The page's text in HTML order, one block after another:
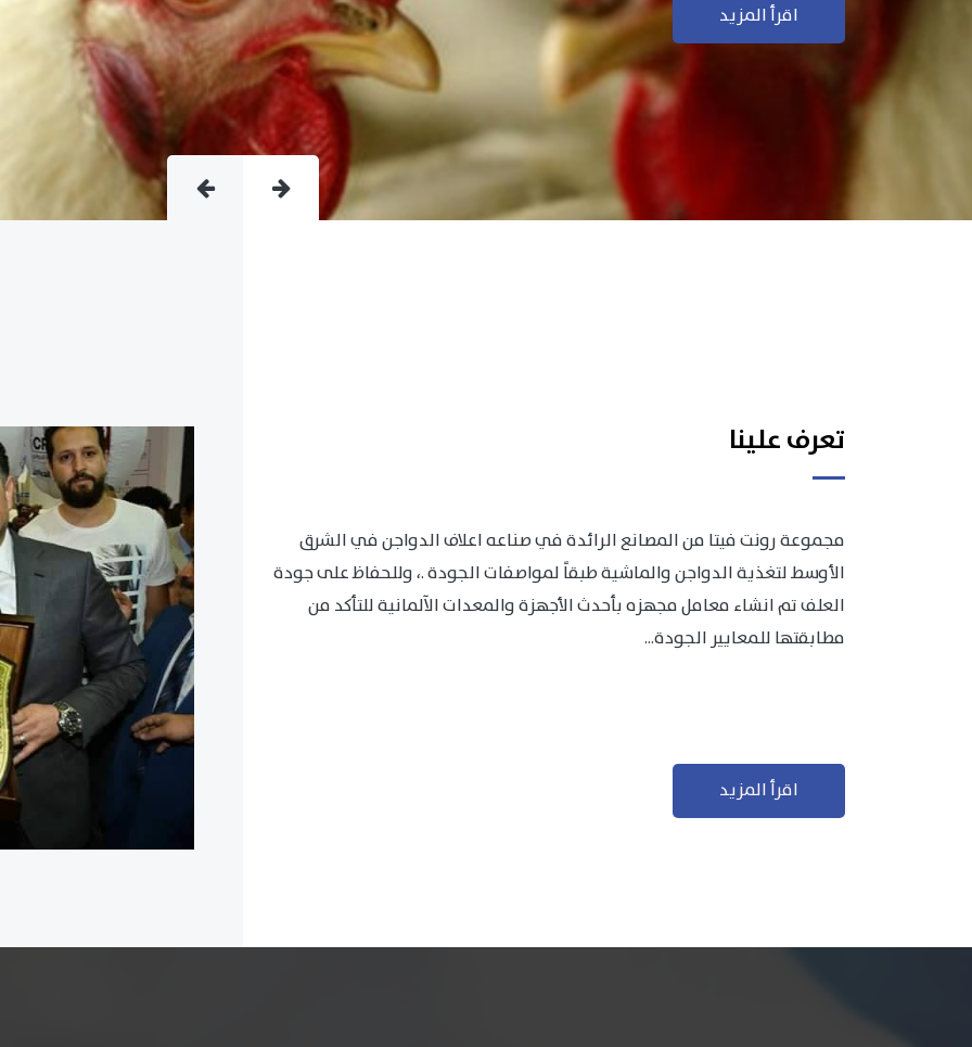
اقرأ المزيد
تعرف علينا
مجموعة رونت فيتا من المصانع الرائدة في صناعه اعلاف الدواجن في الشرق
الأوسط لتغذية الدواجن والماشية طبقاً لمواصفات الجودة .، وللحفاظ على جودة
العلف تم انشاء معامل مجهزه بأحدث الأجهزة والمعدات الآلمانية للتأكد من
مطابقتها للمعايير الجودة...
اقرأ المزيد